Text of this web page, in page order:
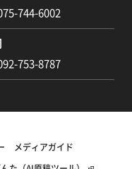
744-6002
753-8787
メディアガイド